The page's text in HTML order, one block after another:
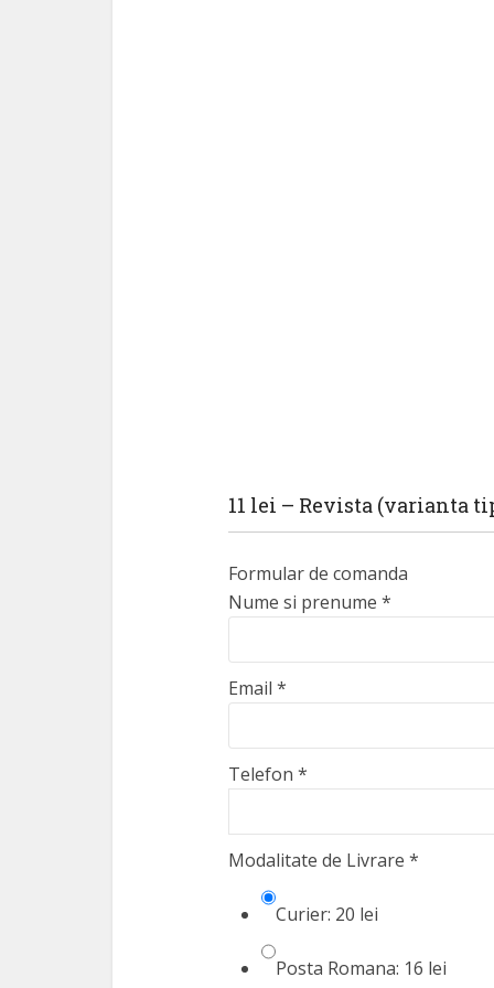
11 lei – Revista (varianta
Formular de comanda
Nume si prenume *
Email *
Telefon *
Modalitate de Livrare *
Curier: 20 lei
Posta Romana: 16 lei